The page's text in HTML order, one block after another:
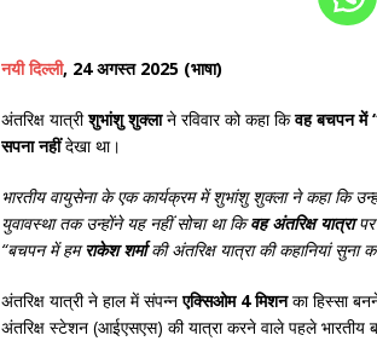
नयी दिल्ली, 24 अगस्त 2025 (भाषा)
अंतरिक्ष यात्रीशुभांशु शुक्लाने रविवार को कहा किवह बचपन में
सपना नहींदेखा था।
भारतीय वायुसेना के एक कार्यक्रम में शुभांशु शुक्ला ने कहा कि
युवावस्था तक उन्होंने यह नहीं सोचा था किवह अंतरिक्ष यात्रापर
“बचपन में हमराकेश शर्माकी अंतरिक्ष यात्रा की कहानियां सुना
अंतरिक्ष यात्री ने हाल में संपन्नएक्सिओम 4 मिशनका हिस्सा
अंतरिक्ष स्टेशन (आईएसएस) की यात्रा करने वाले पहले भारतीय